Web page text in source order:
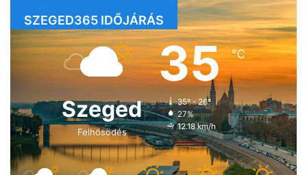
SZEGED365 IDŐJÁRÁS
Szeged
Felhősödés
35℃
35º - 26º
27%
12.18 km/h